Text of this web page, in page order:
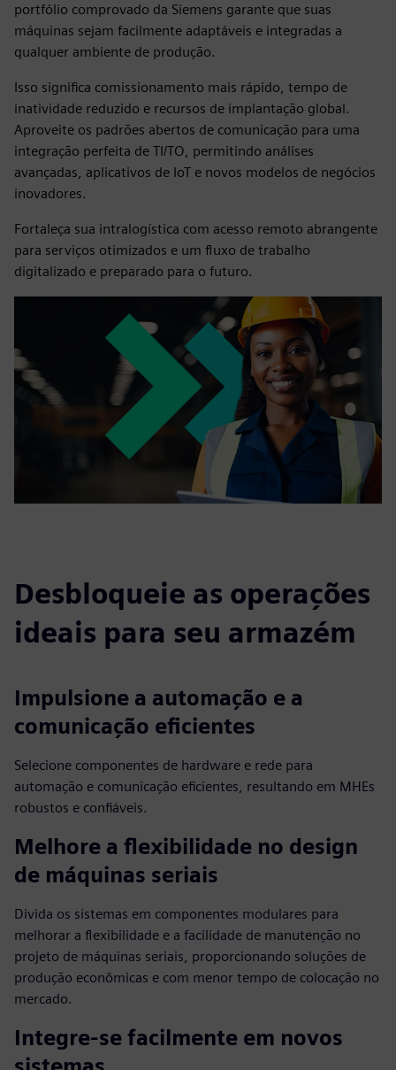
portfólio comprovado da Siemens garante que suas
máquinas sejam facilmente adaptáveis e integradas a
qualquer ambiente de produção.
Isso significa comissionamento mais rápido, tempo de
inatividade reduzido e recursos de implantação global.
Aproveite os padrões abertos de comunicação para uma
integração perfeita de TI/TO, permitindo análises
avançadas, aplicativos de IoT e novos modelos de negócios
inovadores.
Fortaleça sua intralogística com acesso remoto abrangente
para serviços otimizados e um fluxo de trabalho
digitalizado e preparado para o futuro.
Desbloqueie as operações
ideais para seu armazém
Impulsione a automação e a
comunicação eficientes
Selecione componentes de hardware e rede para
automação e comunicação eficientes, resultando em MHEs
robustos e confiáveis.
Melhore a flexibilidade no design
de máquinas seriais
Divida os sistemas em componentes modulares para
melhorar a flexibilidade e a facilidade de manutenção no
projeto de máquinas seriais, proporcionando soluções de
produção econômicas e com menor tempo de colocação no
mercado.
Integre-se facilmente em novos